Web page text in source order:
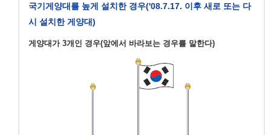
국기게양대를 높게 설치한 경우('08.7.17. 이후 새로 또는 다
시 설치한 게양대)
게양대가 3개인 경우(앞에서 바라보는 경우를 말한다)